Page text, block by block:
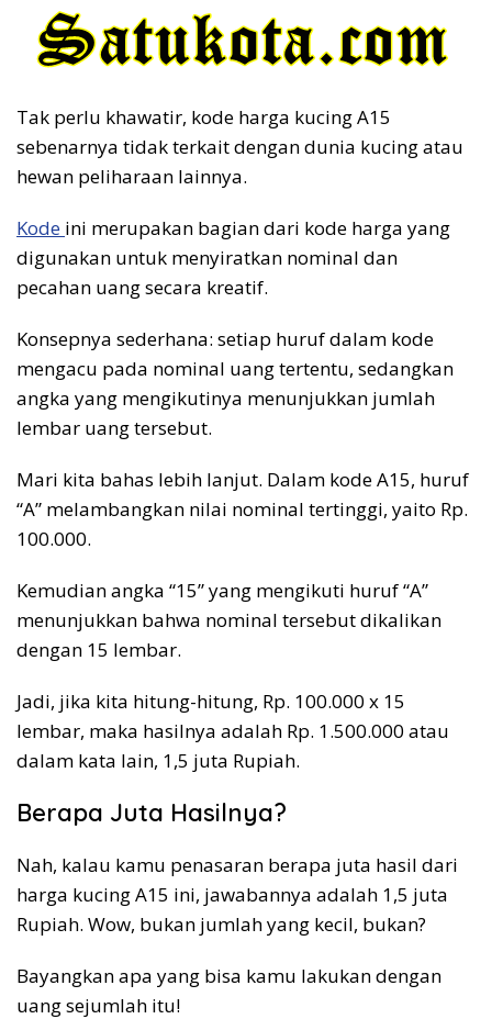
Tak perlu khawatir, kode harga kucing A15
sebenarnya tidak terkait dengan dunia kucing atau
hewan peliharaan lainnya.
Kode ini merupakan bagian dari kode harga yang
digunakan untuk menyiratkan nominal dan
pecahan uang secara kreatif.
Konsepnya sederhana: setiap huruf dalam kode
mengacu pada nominal uang tertentu, sedangkan
angka yang mengikutinya menunjukkan jumlah
lembar uang tersebut.
Mari kita bahas lebih lanjut. Dalam kode A15, huruf
“A” melambangkan nilai nominal tertinggi, yaito Rp.
100.000.
Kemudian angka “15” yang mengikuti huruf “A”
menunjukkan bahwa nominal tersebut dikalikan
dengan 15 lembar.
Jadi, jika kita hitung-hitung, Rp. 100.000 x 15
lembar, maka hasilnya adalah Rp. 1.500.000 atau
dalam kata lain, 1,5 juta Rupiah.
Berapa Juta Hasilnya?
Nah, kalau kamu penasaran berapa juta hasil dari
harga kucing A15 ini, jawabannya adalah 1,5 juta
Rupiah. Wow, bukan jumlah yang kecil, bukan?
Bayangkan apa yang bisa kamu lakukan dengan
uang sejumlah itu!